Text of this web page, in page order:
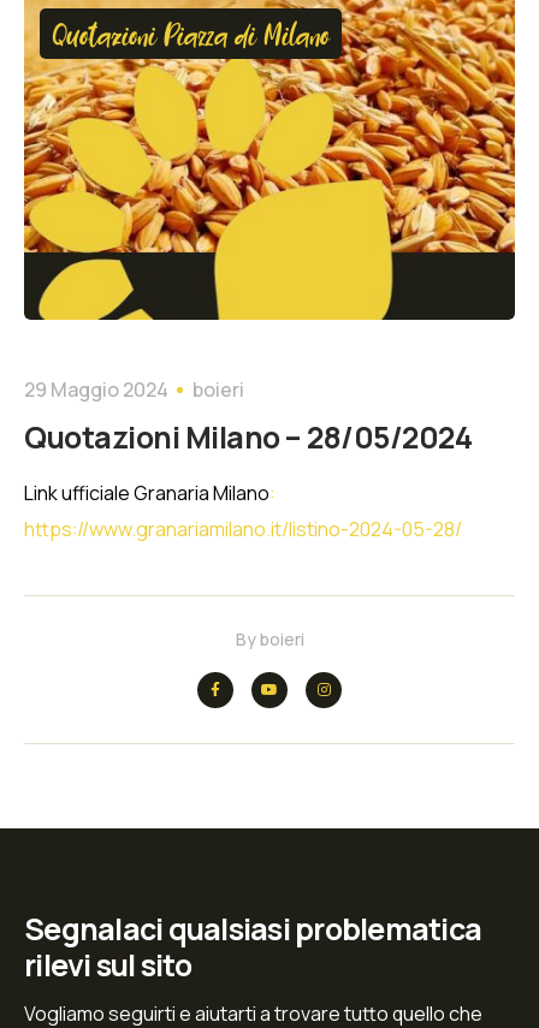
Quotazioni Piazza di Milano
29 Maggio 2024 boieri
Quotazioni Milano – 28/05/2024
Link ufficiale Granaria Milano:
https://www.granariamilano.it/listino-2024-05-28/
Byboieri
Segnalaci qualsiasi problematica
rilevi sul sito
Vogliamo seguirti e aiutarti a trovare tutto quello che